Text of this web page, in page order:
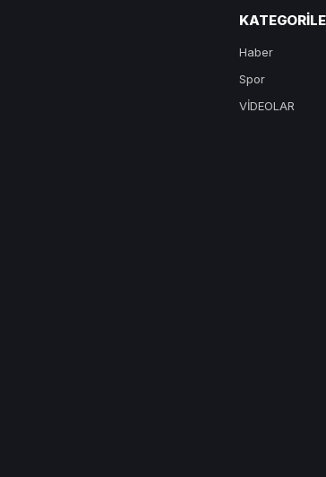
Haber
Spor
VİDEOLAR